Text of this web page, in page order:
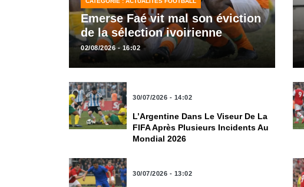
Emerse Faé vit mal son éviction
de la sélection ivoirienne
02/08/2026 - 16:02
30/07/2026 - 14:02
L’Argentine Dans Le Viseur De La
FIFA Après Plusieurs Incidents Au
Mondial 2026
30/07/2026 - 13:02